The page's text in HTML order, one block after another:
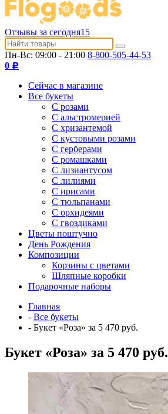
Отзывы за сегодня15
Пн-Вс: 09:00 - 21:00 8-800-505-44-53
0 Р
Сейчас в магазине
Все букеты
C розами
С альстромерией
С хризантемой
С кустовыми розами
С герберами
С ромашками
С лизиантусом
С лилиями
С ирисами
С тюльпанами
С орхидеями
С гвоздиками
Цветы поштучно
День Рождения
Композиции
Корзины с цветами
Шляпные коробки
Подарочные наборы
Главная
- Все букеты
- Букет «Роза» за 5 470 руб.
Букет «Роза» за 5 470 руб.